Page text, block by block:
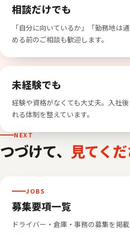
相談だけでも
「自分に向いているか」「勤務地は
める前のご相談も歓迎します。
未経験でも
経験や資格がなくても大丈夫。入社
れる体制を整えています。
NEXT
つづけて、 見てくだ
JOBS
募集要項一覧
ドライバー・倉庫・事務の募集を掲載